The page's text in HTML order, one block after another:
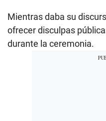
Mientras daba su
ofrecer disculpas
durante la ceremonia.